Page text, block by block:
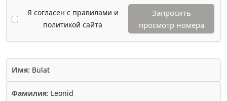
Я согласен с правилами и
политикой сайта
Запросить
просмотр номера
Имя: Bulat
Фамилия: Leonid